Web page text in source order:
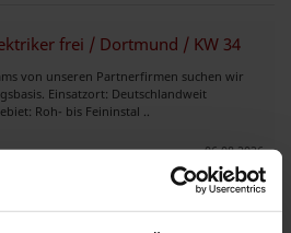
frei / Dortmund / KW 34
von unseren Partnerfirmen suchen wir
Einsatzort: Deutschlandweit
Roh- bis Feininstal ..
06.08.2026
Elektrofirma aus der Slowakei sucht Aufträg in Deutschland